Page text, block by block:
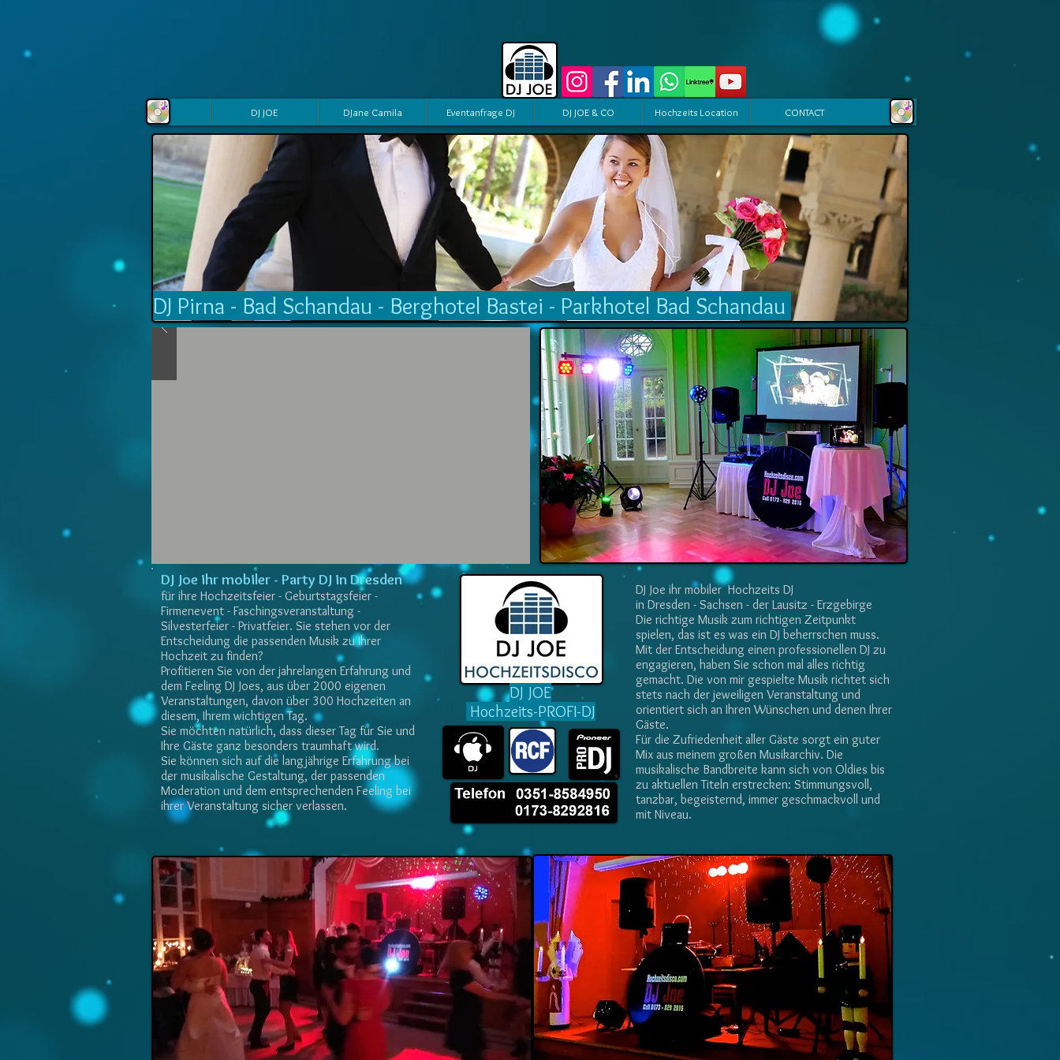
DJ JOE DJane Camila Eventanfrage DJ DJ JOE & CO Hochzeits Location CONTACT
DJ Pirna - Bad Schandau - Berghotel Bastei - Parkhotel Bad Schandau
DJ Joe ihr mobiler - Party DJ in Dresden
für ihre Hochzeitsfeier - Geburtstagsfeier -
Firmenevent - Faschingsveranstaltung -
Silvesterfeier - Privatfeier. Sie stehen vor der
Entscheidung die passenden Musik zu Ihrer
Hochzeit zu finden?
Profitieren Sie von der jahrelangen Erfahrung und
dem Feeling DJ Joes, aus über 2000 eigenen
Veranstaltungen, davon über 300 Hochzeiten an
diesem, Ihrem wichtigen Tag.
Sie möchten natürlich, dass dieser Tag für Sie und
Ihre Gäste ganz besonders traumhaft wird.
Sie können sich auf die langjährige Erfahrung bei
der musikalische Gestaltung, der passenden
Moderation und dem entsprechenden Feeling bei
ihrer Veranstaltung sicher verlassen.
DJ JOE
Hochzeits-PROFI-DJ
DJ Joe ihr mobiler Hochzeits DJ
in Dresden - Sachsen - der Lausitz - Erzgebirge
Die richtige Musik zum richtigen Zeitpunkt
spielen, das ist es was ein DJ beherrschen muss.
Mit der Entscheidung einen professionellen DJ zu
engagieren, haben Sie schon mal alles richtig
gemacht. Die von mir gespielte Musik richtet sich
stets nach der jeweiligen Veranstaltung und
orientiert sich an Ihren Wünschen und denen Ihrer
Gäste.
Für die Zufriedenheit aller Gäste sorgt ein guter
Mix aus meinem großen Musikarchiv. Die
musikalische Bandbreite kann sich von Oldies bis
zu aktuellen Titeln erstrecken: Stimmungsvoll,
tanzbar, begeisternd, immer geschmackvoll und
mit Niveau.